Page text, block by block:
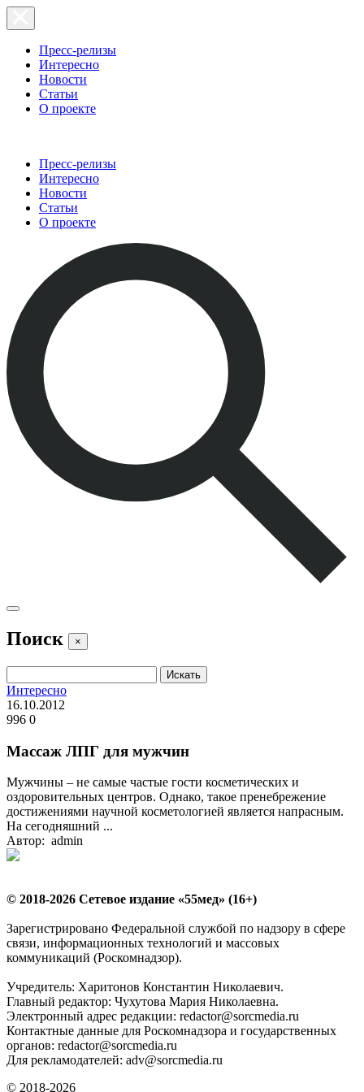
Пресс-релизы
Интересно
Новости
Статьи
О проекте
Пресс-релизы
Интересно
Новости
Статьи
О проекте
Поиск ×
Интересно
16.10.2012
996 0
Массаж ЛПГ для мужчин
Мужчины – не самые частые гости косметических и
оздоровительных центров. Однако, такое пренебрежение
достижениями научной косметологией является напрасным.
На сегодняшний ...
Автор: admin
© 2018-2026 Сетевое издание «55мед» (16+)
Зарегистрировано Федеральной службой по надзору в сфере
связи, информационных технологий и массовых
коммуникаций (Роскомнадзор).
Учредитель: Харитонов Константин Николаевич.
Главный редактор: Чухутова Мария Николаевна.
Электронный адрес редакции: redactor@sorcmedia.ru
Контактные данные для Роскомнадзора и государственных
органов: redactor@sorcmedia.ru
Для рекламодателей: adv@sorcmedia.ru
© 2018-2026